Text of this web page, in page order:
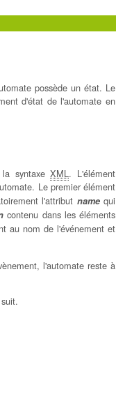
possède un état. Le
d'état de l'automate en
la syntaxeXML. L'élément
Le premier élément
l'attribut namequi
contenu dans les éléments
au nom de l'événement et
l'automate reste à
suit.